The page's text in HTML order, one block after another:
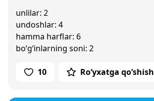
unlilar: 2
undoshlar: 4
hamma harflar: 6
bo‘g‘inlarning soni: 2
10 Ro‘yxatga qo‘shish